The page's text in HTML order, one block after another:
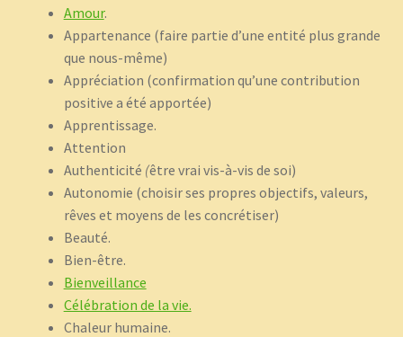
Amour.
Appartenance (faire partie d’une entité plus grande
que nous-même)
Appréciation (confirmation qu’une contribution
positive a été apportée)
Apprentissage.
Attention
Authenticité (être vrai vis-à-vis de soi)
Autonomie (choisir ses propres objectifs, valeurs,
rêves et moyens de les concrétiser)
Beauté.
Bien-être.
Bienveillance
Célébration de la vie.
Chaleur humaine.